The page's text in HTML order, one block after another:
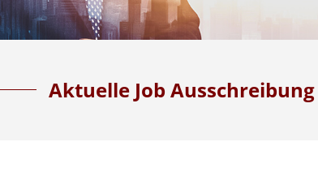
Aktuelle Job Ausschreibung